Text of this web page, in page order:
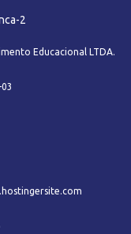
Educacional LTDA.